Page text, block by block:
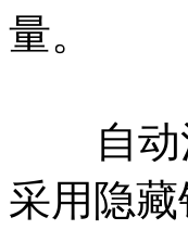
量。
自动注
采用隐